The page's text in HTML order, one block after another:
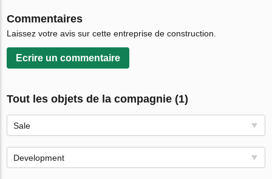
Commentaires
Laissez votre avis sur cette entreprise de construction.
Ecrire un сommentaire
Tout les objets de la compagnie (1)
Sale
Development